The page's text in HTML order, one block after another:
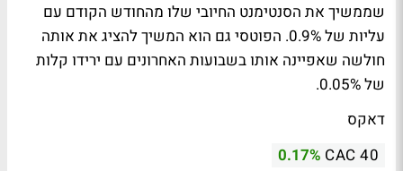
שממשיך את הסנטימנט החיובי שלו מהחודש הקודם עם
עליות של 0.9%. הפוטסי גם הוא המשיך להציג את אותה
חולשה שאפיינה אותו בשבועות האחרונים עם ירידו קלות
של 0.05%.
דאקס
CAC 40
0.17%